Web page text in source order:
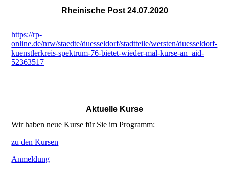
Rheinische Post 24.07.2020
https://rp-
online.de/nrw/staedte/duesseldorf/stadtteile/wersten/duesseldorf-
kuenstlerkreis-spektrum-76-bietet-wieder-mal-kurse-an_aid-
52363517
Aktuelle Kurse
Wir haben neue Kurse für Sie im Programm:
zu den Kursen
Anmeldung